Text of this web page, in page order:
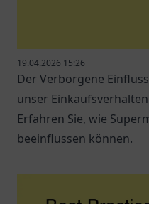
19.04.2026 15:26
Der Verborgene
unser Einkaufsverhalten
Erfahren Sie, wie
beeinflussen können.